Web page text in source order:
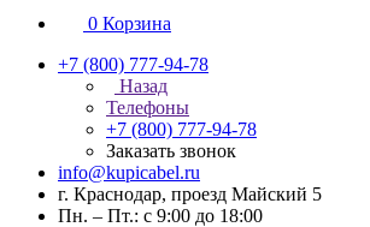
0 Корзина
+7 (800) 777-94-78
Назад
Телефоны
+7 (800) 777-94-78
Заказать звонок
info@kupicabel.ru
г. Краснодар, проезд Майский 5
Пн. – Пт.: с 9:00 до 18:00